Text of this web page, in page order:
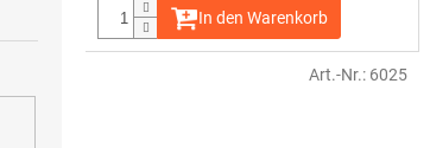
In den Warenkorb
Art.-Nr.: 6025